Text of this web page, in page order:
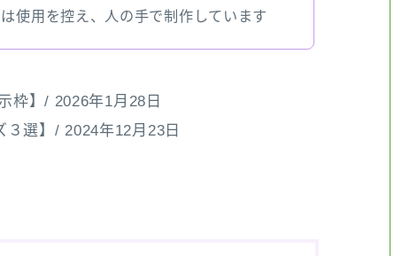
FAQ
サイトマップ
使用を控え、人の手で制作しています
枠】/ 2026年1月28日
３選】/ 2024年12月23日